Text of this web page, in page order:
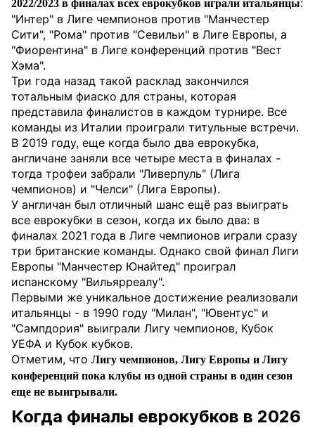
2022/2023 в финалах всех еврокубков играли итальянцы:
"Интер" в Лиге чемпионов против "Манчестер
Сити", "Рома" против "Севильи" в Лиге Европы, а
"Фиорентина" в Лиге конференций против "Вест
Хэма".
Три года назад такой расклад закончился
тотальным фиаско для страны, которая
представила финалистов в каждом турнире. Все
команды из Италии проиграли титульные встречи.
В 2019 году, еще когда было два еврокубка,
англичане заняли все четыре места в финалах -
тогда трофеи забрали "Ливерпуль" (Лига
чемпионов) и "Челси" (Лига Европы).
У англичан был отличный шанс ещё раз выиграть
все еврокубки в сезон, когда их было два: в
финалах 2021 года в Лиге чемпионов играли сразу
три британские команды. Однако свой финал Лиги
Европы "Манчестер Юнайтед" проиграл
испанскому "Вильярреалу".
Первыми же уникальное достижение реализовали
итальянцы - в 1990 году "Милан", "Ювентус" и
"Сампдория" выиграли Лигу чемпионов, Кубок
УЕФА и Кубок кубков.
Отметим, что Лигу чемпионов, Лигу Европы и Лигу
конференций пока клубы из одной страны в один сезон
еще не выигрывали.
Когда финалы еврокубков в 2026